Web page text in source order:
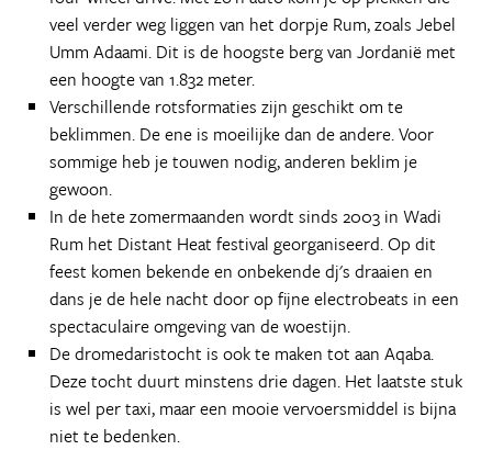
veel verder weg liggen van het dorpje Rum, zoals Jebel
Umm Adaami. Dit is de hoogste berg van Jordanië met
een hoogte van 1.832 meter.
Verschillende rotsformaties zijn geschikt om te
beklimmen. De ene is moeilijke dan de andere. Voor
sommige heb je touwen nodig, anderen beklim je
gewoon.
In de hete zomermaanden wordt sinds 2003 in Wadi
Rum het Distant Heat festival georganiseerd. Op dit
feest komen bekende en onbekende dj's draaien en
dans je de hele nacht door op fijne electrobeats in een
spectaculaire omgeving van de woestijn.
De dromedaristocht is ook te maken tot aan Aqaba.
Deze tocht duurt minstens drie dagen. Het laatste stuk
is wel per taxi, maar een mooie vervoersmiddel is bijna
niet te bedenken.